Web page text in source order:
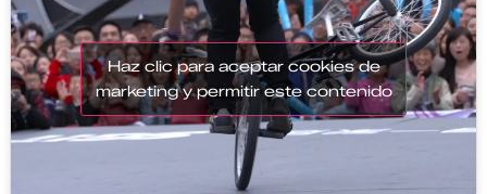
Haz clic para aceptar cookies de
marketing y permitir este contenido